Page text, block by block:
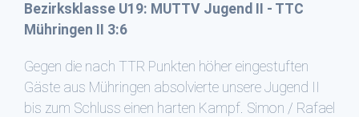
Bezirksklasse U19: MUTTV Jugend II - TTC
Mühringen II 3:6
Gegen die nach TTR Punkten höher eingestuften
Gäste aus Mühringen absolvierte unsere Jugend II
bis zum Schluss einen harten Kampf. Simon / Rafael